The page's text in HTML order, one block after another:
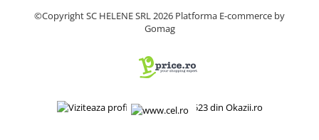
Pistoale cu aer cald
Masini de gaurit
Masini de debitat metal
©Copyright SC HELENE SRL 2026 Platforma E-commerce by
Gomag